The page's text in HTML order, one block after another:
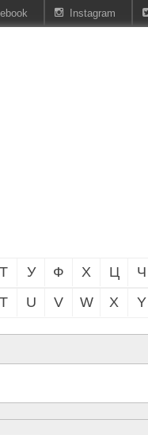
Instagram
Т У Ф Х Ц Ч
T U V W X Y